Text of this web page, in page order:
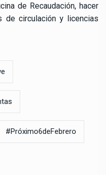
de Recaudación, hacer
de circulación y licencias
#Próximo6deFebrero